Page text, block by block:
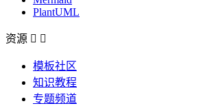
PlantUML
资源  
模板社区
知识教程
专题频道